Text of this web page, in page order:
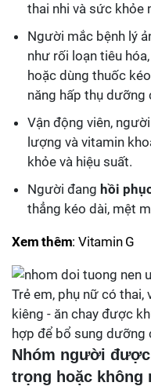
thai nhi và sức khỏe
Người mắc bệnh lý
như rối loạn tiêu
hoặc dùng thuốc
năng hấp thụ dưỡng
Vận động viên,
lượng và vitamin
khỏe và hiệu suất.
Người đang hồi
thẳng kéo dài, mệt
Xem thêm: Vitamin G
Trẻ em, phụ nữ có thai,
kiêng - ăn chay được
hợp để bổ sung dưỡng
Nhóm người
trọng hoặc không